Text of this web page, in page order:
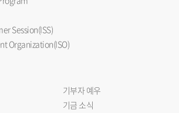
Session(ISS)
Organization(ISO)
기부자 예우
기금 소식